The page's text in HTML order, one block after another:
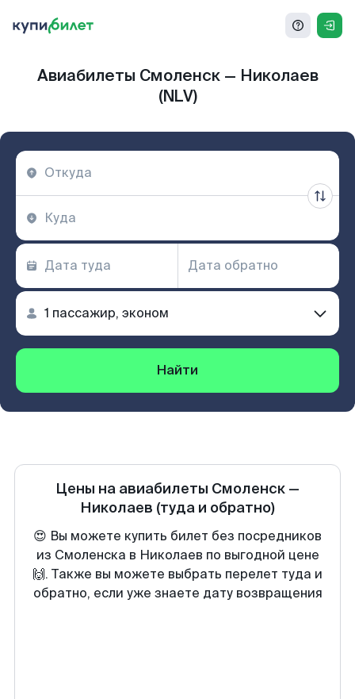
Авиабилеты Смоленск — Николаев
(NLV)
Найти
Цены на авиабилеты Смоленск —
Николаев (туда и обратно)
😍 Вы можете купить билет без посредников
из Смоленска в Николаев по выгодной цене
🙌. Также вы можете выбрать перелет туда и
обратно, если уже знаете дату возвращения